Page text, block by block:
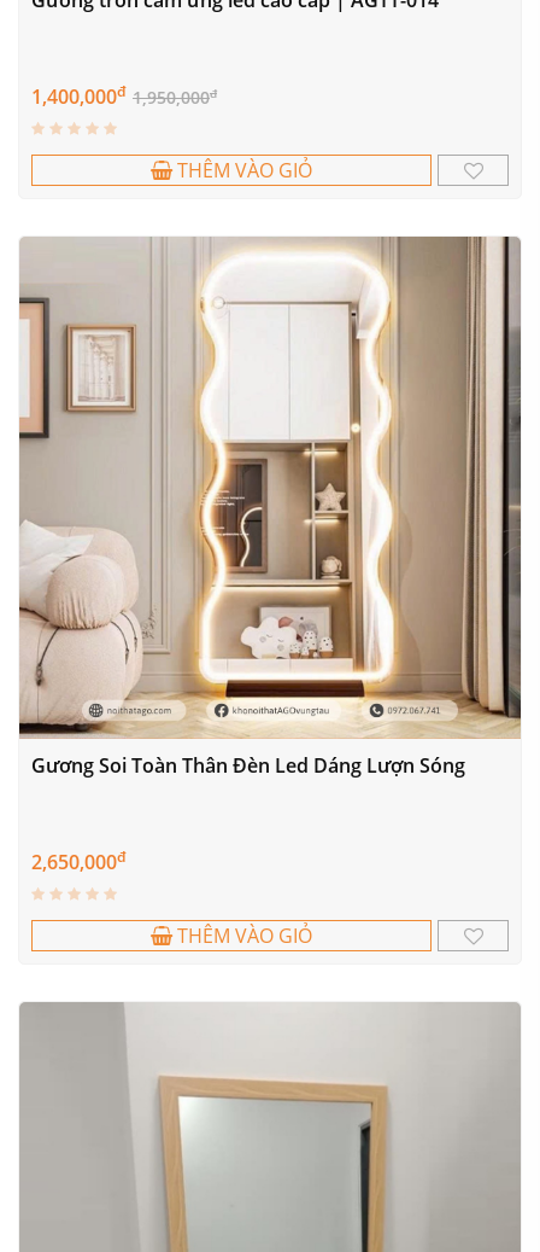
1,400,000đ 1,950,000đ
THÊM VÀO GIỎ
Gương Soi Toàn Thân Đèn Led Dáng Lượn Sóng
2,650,000đ
THÊM VÀO GIỎ